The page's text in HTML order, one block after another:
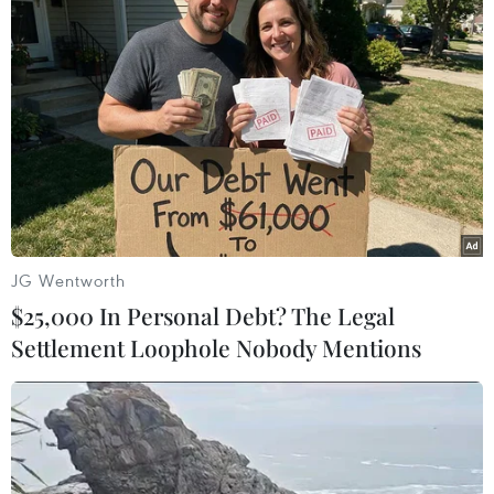
#Nhật Bản #Bản ghi nhớ #MOU
#Nguồn nhân lực
Nhật Bản
Việt Nam
Theo dõi VietnamPlus
TIN CÙNG CHUYÊN MỤC
Sáp nhập Trường Đại học Văn hóa,
JG Wentworth
$25,000 In Personal Debt? The Legal
Settlement Loophole Nobody Mentions